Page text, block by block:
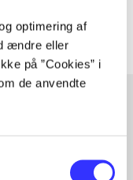
optimering af
ændre eller
på ”Cookies” i
de anvendte